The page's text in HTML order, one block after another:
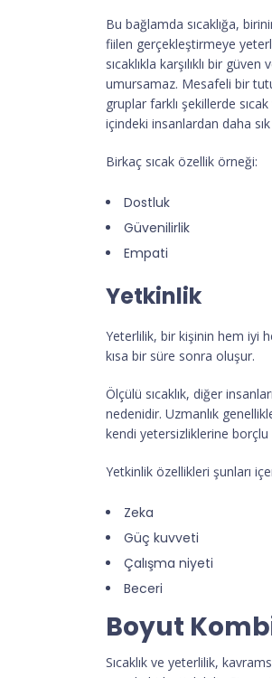
Bu bağlamda sıcaklığa,
fiilen gerçekleştirmeye
sıcaklıkla karşılıklı bir
umursamaz. Mesafeli bir
gruplar farklı şekillerde
içindeki insanlardan daha
Birkaç sıcak özellik örneği:
Dostluk
Güvenilirlik
Empati
Yetkinlik
Yeterlilik, bir kişinin hem iyi
kısa bir süre sonra oluşur.
Ölçülü sıcaklık, diğer
nedenidir. Uzmanlık
kendi yetersizliklerine
Yetkinlik özellikleri şunları
Zeka
Güç kuvveti
Çalışma niyeti
Beceri
Boyut
Sıcaklık ve yeterlilik,